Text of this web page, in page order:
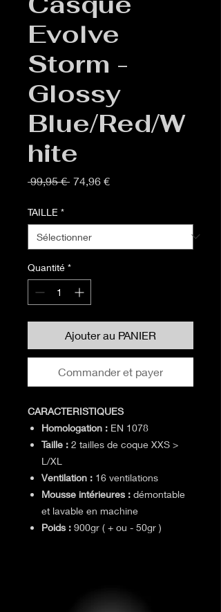
Evolve
Storm -
Glossy
Blue/Red/W
hite
99,95 € Prix
74,96 €Prix
TAILLE *
Quantité *
Ajouter au PANIER
Commander et payer
CARACTERISTIQUES
Homologation : EN 1078
Taille : 2 tailles de coque XXS >
L/XL
Ventilation : 16 ventilations
Mousse intérieures : démontable
et lavable en machine
Poids : 900gr ( + ou - 50gr )